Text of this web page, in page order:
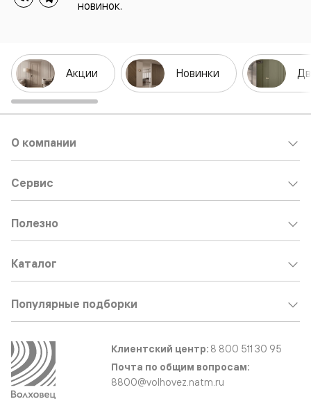
новинок.
Акции Новинки
О компании
Сервис
Полезно
Каталог
Популярные подборки
Клиентский центр: 8 800 511 30 95
Почта по общим вопросам:
8800@volhovez.natm.ru